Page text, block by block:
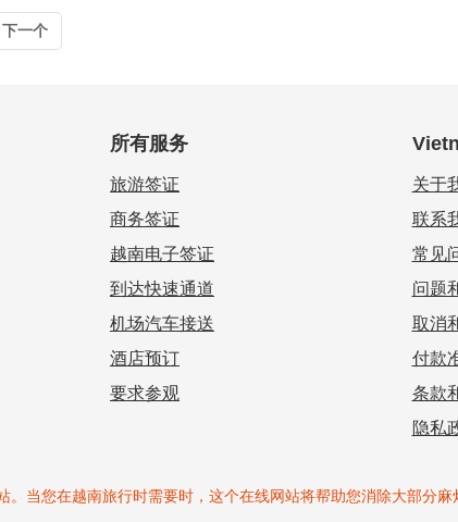
下一个
所有服务
旅游签证
商务签证
越南电子签证
到达快速通道
机场汽车接送
酒店预订
要求参观
关于
联系
常见
问题
取消
付款
条款
隐私
当您在越南旅行时需要时，这个在线网站将帮助您消除大部分麻